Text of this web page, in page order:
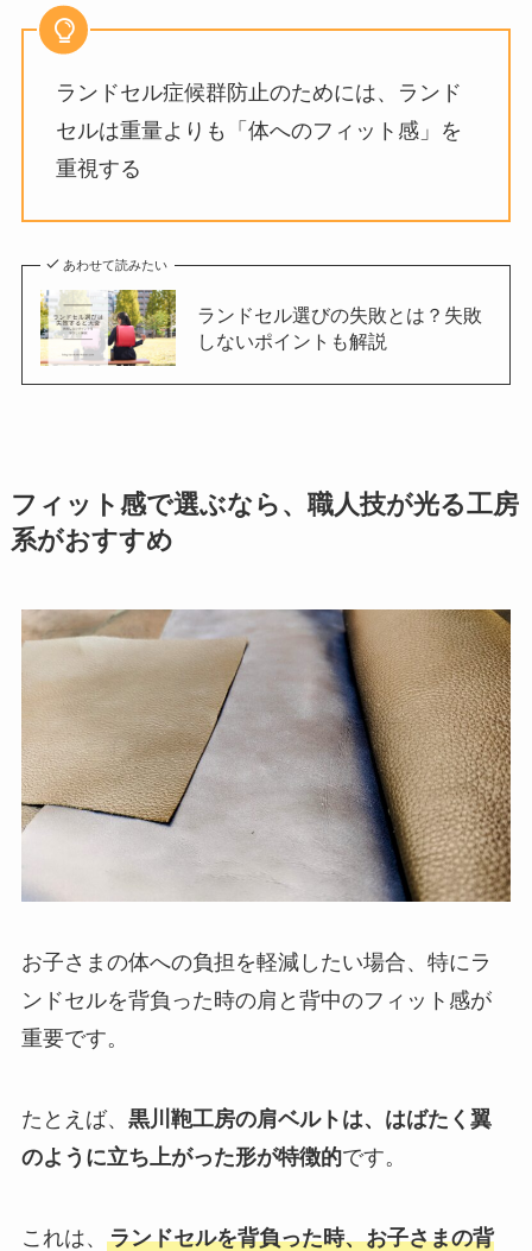
ランドセル症候群防止のためには、ランド
セルは重量よりも「体へのフィット感」を
重視する
あわせて読みたい
ランドセル選びの失敗とは？失敗
しないポイントも解説
フィット感で選ぶなら、職人技が光る工房
系がおすすめ
お子さまの体への負担を軽減したい場合、特にラ
ンドセルを背負った時の肩と背中のフィット感が
重要です。
たとえば、 黒川鞄工房の肩ベルトは、はばたく翼
のように立ち上がった形が特徴的です。
これは、 ランドセルを背負った時、お子さまの背